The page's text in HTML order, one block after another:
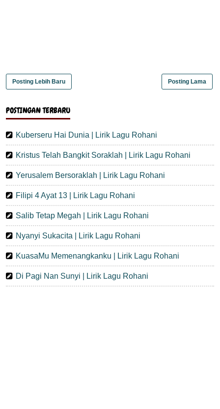
Posting Lebih Baru Posting Lama
POSTINGAN TERBARU
Kuberseru Hai Dunia | Lirik Lagu Rohani
Kristus Telah Bangkit Soraklah | Lirik Lagu Rohani
Yerusalem Bersoraklah | Lirik Lagu Rohani
Filipi 4 Ayat 13 | Lirik Lagu Rohani
Salib Tetap Megah | Lirik Lagu Rohani
Nyanyi Sukacita | Lirik Lagu Rohani
KuasaMu Memenangkanku | Lirik Lagu Rohani
Di Pagi Nan Sunyi | Lirik Lagu Rohani